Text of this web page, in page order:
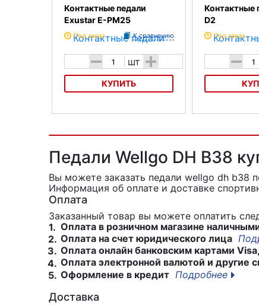
Контактные педали
Exustar E-PM25
Под заказ К сравнению
- шт +
КУПИТЬ
Контактные
D2
Под заказ
-
Педали Wellgo DH B38
Вы можете заказать педали wellgo dh b38
Информация об оплате и доставке
Оплата
Заказанный товар вы можете оплатить
1. Оплата в розничном магазине
2. Оплата на счет юридического лица
3. Оплата онлайн банковским картами
4. Оплата электронной валютой и другие
5. Оформление в кредит Подробнее
Доставка